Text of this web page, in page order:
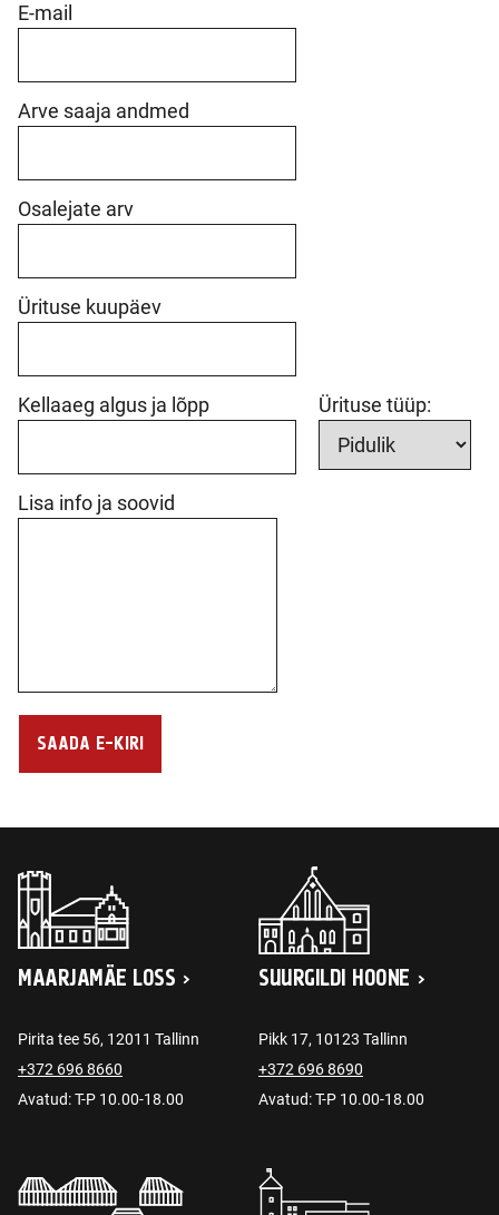
E-mail
Arve saaja andmed
Osalejate arv
Ürituse kuupäev
Kellaaeg algus ja lõpp Ürituse tüüp:
Lisa info ja soovid
MAARJAMÄE LOSS
Pirita tee 56, 12011 Tallinn
+372 696 8660
Avatud: T-P 10.00-18.00
SUURGILDI HOONE
Pikk 17, 10123 Tallinn
+372 696 8690
Avatud: T-P 10.00-18.00